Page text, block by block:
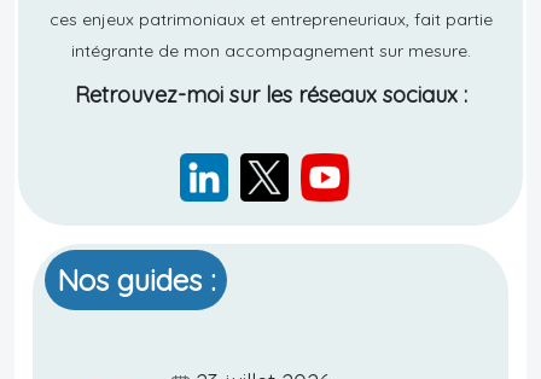
ces enjeux patrimoniaux et entrepreneuriaux, fait partie
intégrante de mon accompagnement sur mesure.
Retrouvez-moi sur les réseaux sociaux :
Nos guides :